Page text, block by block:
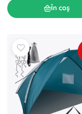
În coș